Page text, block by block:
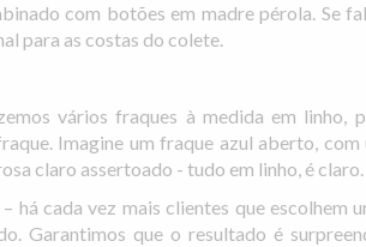
com botões em madre pérola. Se
para as costas do colete.
vários fraques à medida em linho,
Imagine um fraque azul aberto, com
claro assertoado - tudo em linho, é claro.
há cada vez mais clientes que escolhem
Garantimos que o resultado é